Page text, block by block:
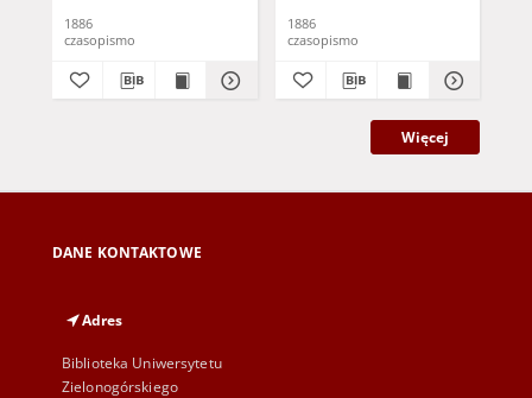
1886
czasopismo
1886
czasopismo
Więcej
DANE KONTAKTOWE
Adres
Biblioteka Uniwersytetu
Zielonogórskiego